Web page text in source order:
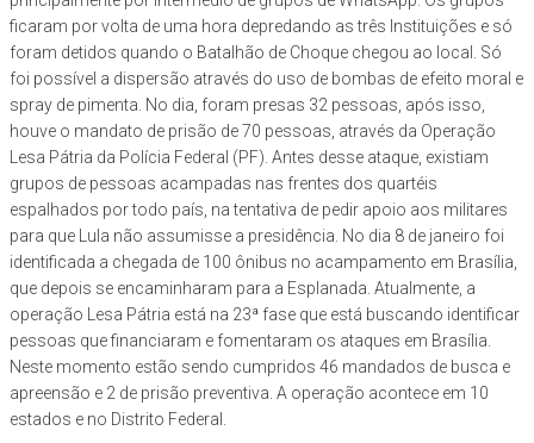
ficaram por volta de uma hora depredando as três Instituições e só
foram detidos quando o Batalhão de Choque chegou ao local. Só
foi possível a dispersão através do uso de bombas de efeito moral e
spray de pimenta. No dia, foram presas 32 pessoas, após isso,
houve o mandato de prisão de 70 pessoas, através da Operação
Lesa Pátria da Polícia Federal (PF). Antes desse ataque, existiam
grupos de pessoas acampadas nas frentes dos quartéis
espalhados por todo país, na tentativa de pedir apoio aos militares
para que Lula não assumisse a presidência. No dia 8 de janeiro foi
identificada a chegada de 100 ônibus no acampamento em Brasília,
que depois se encaminharam para a Esplanada. Atualmente, a
operação Lesa Pátria está na 23ª fase que está buscando identificar
pessoas que financiaram e fomentaram os ataques em Brasília.
Neste momento estão sendo cumpridos 46 mandados de busca e
apreensão e 2 de prisão preventiva. A operação acontece em 10
estados e no Distrito Federal.